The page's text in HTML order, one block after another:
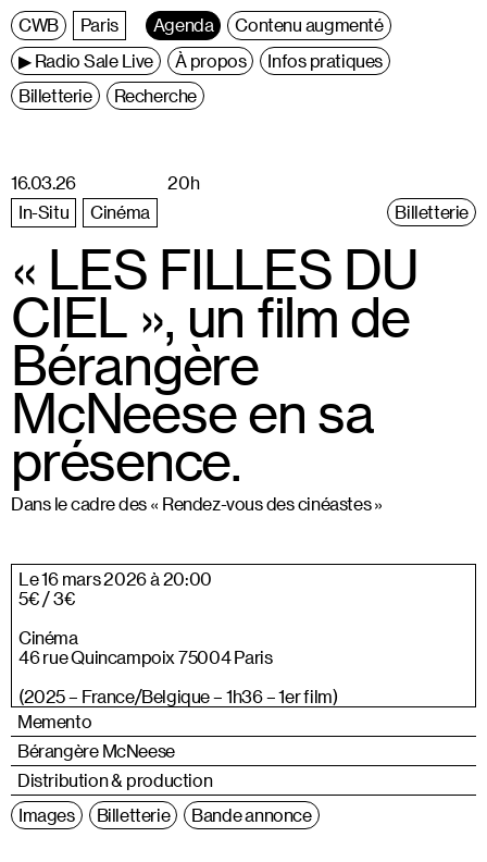
Centre
Wallonie
Bruxelles
Paris Agenda
Contenu augmenté
▶ Radio Sale Live
À propos
Infos pratiques
Billetterie
Recherche
16.03.26
20h
In-Situ
Cinéma Billetterie
« LES FILLES DU
CIEL », un film de
Bérangère
McNeese en sa
présence.
Dans le cadre des « Rendez-vous des cinéastes »
Le 16 mars 2026 à 20:00
5€ / 3€
Cinéma
46 rue Quincampoix 75004 Paris
(2025 – France/Belgique – 1h36 – 1er film)
Memento
Bérangère McNeese
Distribution & production
Images
Billetterie Bande annonce